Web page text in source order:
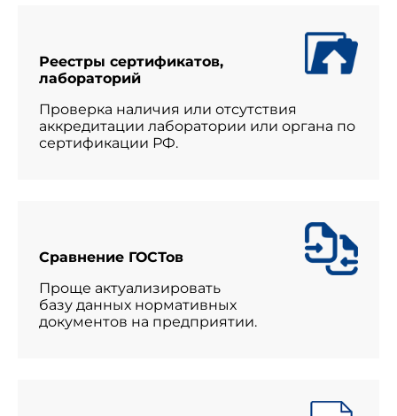
Реестры сертификатов,
лабораторий
Проверка наличия или отсутствия
аккредитации лаборатории или органа по
сертификации РФ.
Сравнение ГОСТов
Проще актуализировать
базу данных нормативных
документов на предприятии.